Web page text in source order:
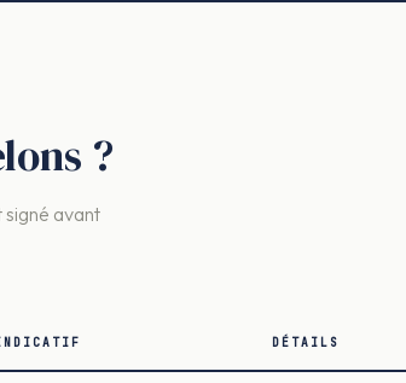
?
signé avant
DÉTAILS